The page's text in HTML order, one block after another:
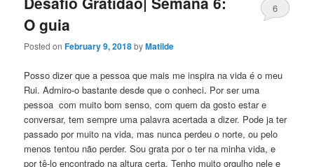
O guia
Posted onFebruary 9, 2018byMatilde
6
Posso dizer que a pessoa que mais me inspira na vida é o meu
Rui. Admiro-o bastante desde que o conheci. Por ser uma
pessoa com muito bom senso, com quem da gosto estar e
conversar, tem sempre uma palavra acertada a dizer. Pode ja ter
passado por muito na vida, mas nunca perdeu o norte, ou pelo
menos tentou não perder. Sou grata por o ter na minha vida, e
por tê-lo encontrado na altura certa. Tenho muito orgulho nele e